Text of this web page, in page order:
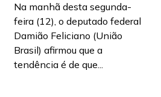
Na manhã desta segunda-
feira (12), o deputado federal
Damião Feliciano (União
Brasil) afirmou que a
tendência é de que...